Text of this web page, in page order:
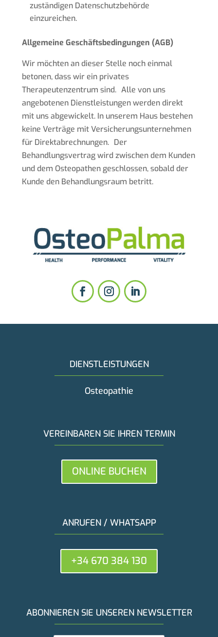
zuständigen Datenschutzbehörde
einzureichen.
Allgemeine Geschäftsbedingungen (AGB)
Wir möchten an dieser Stelle noch einmal
betonen, dass wir ein privates
Therapeutenzentrum sind. Alle von uns
angebotenen Dienstleistungen werden direkt
mit uns abgewickelt. In unserem Haus bestehen
keine Verträge mit Versicherungsunternehmen
für Direktabrechnungen. Der
Behandlungsvertrag wird zwischen dem Kunden
und dem Osteopathen geschlossen, sobald der
Kunde den Behandlungsraum betritt.
DIENSTLEISTUNGEN
Osteopathie
VEREINBAREN SIE IHREN TERMIN
ONLINE BUCHEN
ANRUFEN / WHATSAPP
+34 670 384 130
ABONNIEREN SIE UNSEREN NEWSLETTER